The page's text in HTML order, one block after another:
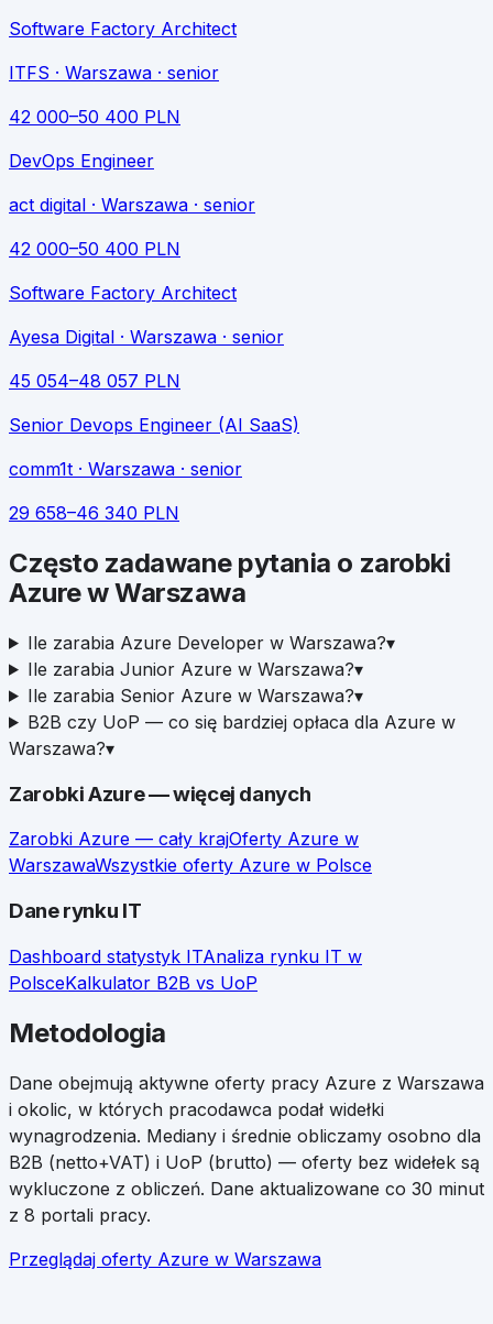
Software Factory Architect
ITFS · Warszawa · senior
42 000–50 400 PLN
DevOps Engineer
act digital · Warszawa · senior
42 000–50 400 PLN
Software Factory Architect
Ayesa Digital · Warszawa · senior
45 054–48 057 PLN
Senior Devops Engineer (AI SaaS)
comm1t · Warszawa · senior
29 658–46 340 PLN
Często zadawane pytania o zarobki
AzurewWarszawa
Ile zarabia Azure Developer w Warszawa?▾
Ile zarabia Junior Azure w Warszawa?▾
Ile zarabia Senior Azure w Warszawa?▾
B2B czy UoP — co się bardziej opłaca dla Azure w
Warszawa?▾
ZarobkiAzure— więcej danych
Zarobki Azure — cały krajOferty Azure w
WarszawaWszystkie oferty Azure w Polsce
Dane rynku IT
Dashboard statystyk ITAnaliza rynku IT w
PolsceKalkulator B2B vs UoP
Metodologia
Dane obejmują aktywne oferty pracy Azure z Warszawa
i okolic, w których pracodawca podał widełki
wynagrodzenia. Mediany i średnie obliczamy osobno dla
B2B (netto+VAT) i UoP (brutto) — oferty bez widełek są
wykluczone z obliczeń. Dane aktualizowane co 30 minut
z 8 portali pracy.
Przeglądaj oferty Azure w Warszawa